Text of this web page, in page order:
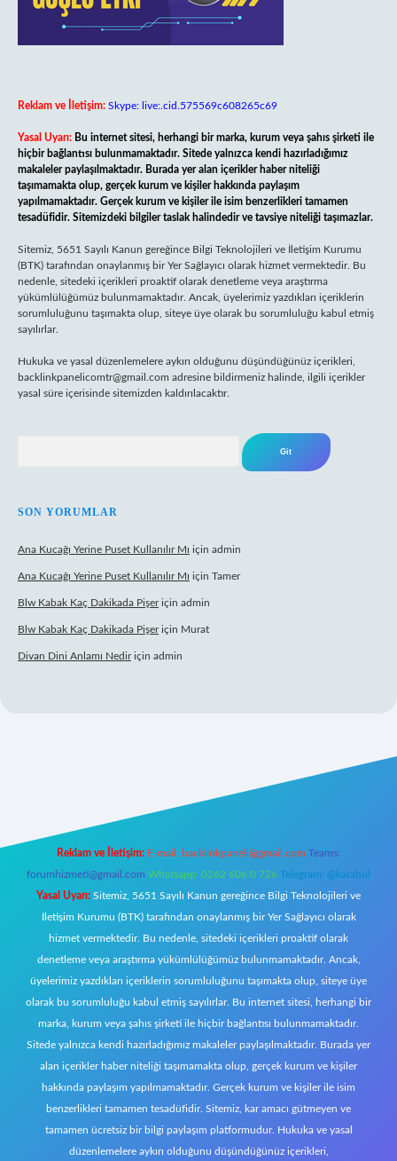
Reklam ve İletişim: Skype: live:.cid.575569c608265c69
Yasal Uyarı: Bu internet sitesi, herhangi bir marka, kurum veya şahıs şirketi ile
hiçbir bağlantısı bulunmamaktadır. Sitede yalnızca kendi hazırladığımız
makaleler paylaşılmaktadır. Burada yer alan içerikler haber niteliği
taşımamakta olup, gerçek kurum ve kişiler hakkında paylaşım
yapılmamaktadır. Gerçek kurum ve kişiler ile isim benzerlikleri tamamen
tesadüfidir. Sitemizdeki bilgiler taslak halindedir ve tavsiye niteliği taşımazlar.
Sitemiz, 5651 Sayılı Kanun gereğince Bilgi Teknolojileri ve İletişim Kurumu
(BTK) tarafından onaylanmış bir Yer Sağlayıcı olarak hizmet vermektedir. Bu
nedenle, sitedeki içerikleri proaktif olarak denetleme veya araştırma
yükümlülüğümüz bulunmamaktadır. Ancak, üyelerimiz yazdıkları içeriklerin
sorumluluğunu taşımakta olup, siteye üye olarak bu sorumluluğu kabul etmiş
sayılırlar.
Hukuka ve yasal düzenlemelere aykırı olduğunu düşündüğünüz içerikleri,
backlinkpanelicomtr@gmail.com adresine bildirmeniz halinde, ilgili içerikler
yasal süre içerisinde sitemizden kaldırılacaktır.
SON YORUMLAR
Ana Kucağı Yerine Puset Kullanılır Mı için admin
Ana Kucağı Yerine Puset Kullanılır Mı için Tamer
Blw Kabak Kaç Dakikada Pişeriçin admin
Blw Kabak Kaç Dakikada Pişeriçin Murat
Divan Dini Anlamı Nediriçin admin
Reklam ve İletişim: E-mail: backlinkpaneli@gmail.com Teams:
forumhizmeti@gmail.com Whatsapp: 0262 606 0 726 Telegram: @karabul
Yasal Uyarı: Sitemiz, 5651 Sayılı Kanun gereğince Bilgi Teknolojileri ve
İletişim Kurumu (BTK) tarafından onaylanmış bir Yer Sağlayıcı olarak
hizmet vermektedir. Bu nedenle, sitedeki içerikleri proaktif olarak
denetleme veya araştırma yükümlülüğümüz bulunmamaktadır. Ancak,
üyelerimiz yazdıkları içeriklerin sorumluluğunu taşımakta olup, siteye üye
olarak bu sorumluluğu kabul etmiş sayılırlar. Bu internet sitesi, herhangi bir
marka, kurum veya şahıs şirketi ile hiçbir bağlantısı bulunmamaktadır.
Sitede yalnızca kendi hazırladığımız makaleler paylaşılmaktadır. Burada yer
alan içerikler haber niteliği taşımamakta olup, gerçek kurum ve kişiler
hakkında paylaşım yapılmamaktadır. Gerçek kurum ve kişiler ile isim
benzerlikleri tamamen tesadüfidir. Sitemiz, kar amacı gütmeyen ve
tamamen ücretsiz bir bilgi paylaşım platformudur. Hukuka ve yasal
düzenlemelere aykırı olduğunu düşündüğünüz içerikleri,